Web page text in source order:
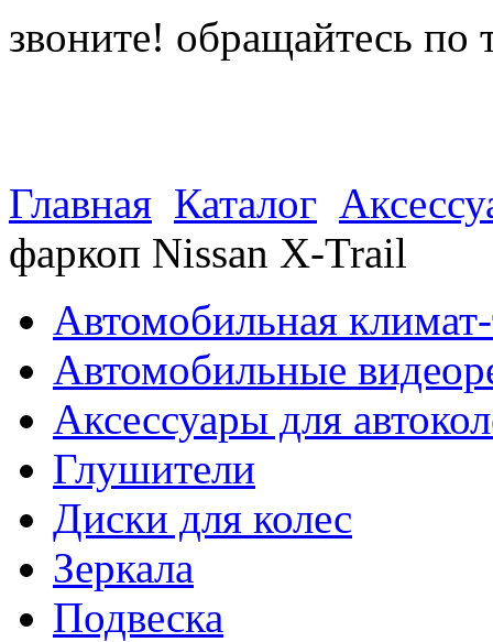
звоните! обращайтесь по
Главная Каталог
фаркоп Nissan X-Trail
Автомобильная
Автомобильные
Аксессуары для
Глушители
Диски для колес
Зеркала
Подвеска